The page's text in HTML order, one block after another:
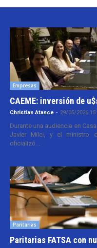
Empresas
CAEME: inversión de
Christian Atance - 29/05/2026
Durante una audiencia en
Javier Milei, y el ministro
oficializó...
Paritarias
Paritarias FATSA con